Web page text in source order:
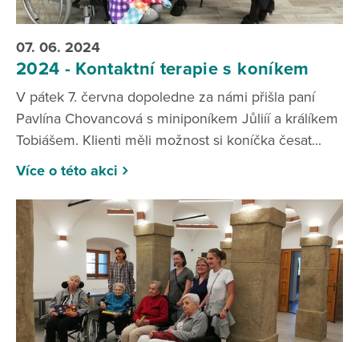
07. 06. 2024
2024 - Kontaktní terapie s koníkem
V pátek 7. června dopoledne za námi přišla paní
Pavlína Chovancová s miniponíkem Jůliíí a králíkem
Tobiášem. Klienti měli možnost si koníčka česat...
Více o této akci